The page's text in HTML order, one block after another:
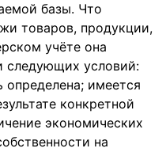
базы. Что
товаров, продукции,
учёте она
следующих условий:
имеется
конкретной
экономических
на